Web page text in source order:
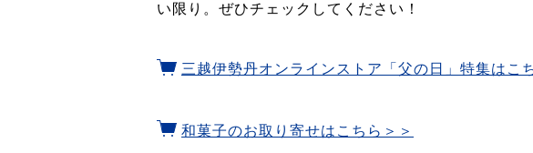
い限り。ぜひチェックしてください！
三越伊勢丹オンラインストア「父の日」特集はこ
和菓子のお取り寄せはこちら＞＞